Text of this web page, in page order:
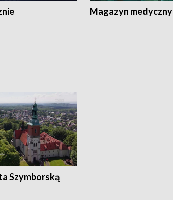
Magazyn medyczny
Szymborską